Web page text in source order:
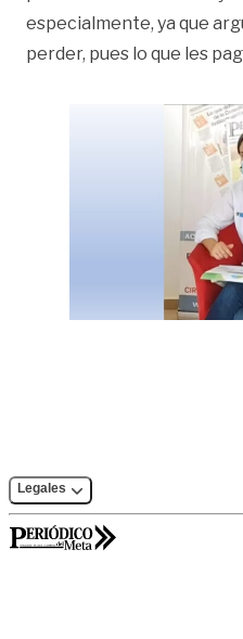
especialmente, ya que
perder, pues lo que les
Legales